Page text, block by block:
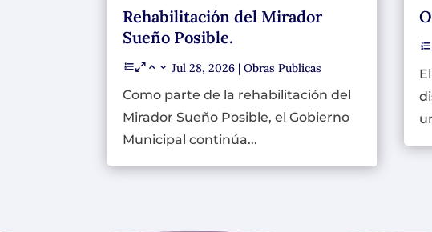
Rehabilitación del Mirador
Sueño Posible.
Jul 28, 2026 |Obras Publicas
Como parte de la rehabilitación del
Mirador Sueño Posible, el Gobierno
Municipal continúa...